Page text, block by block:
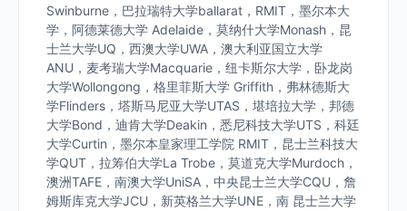
Swinburne，巴拉瑞特大学ballarat，RMIT，墨尔本大
学，阿德莱德大学 Adelaide，莫纳什大学Monash，昆
士兰大学UQ，西澳大学UWA，澳大利亚国立大学
ANU，麦考瑞大学Macquarie，纽卡斯尔大学，卧龙岗
大学Wollongong，格里菲斯大学 Griffith，弗林德斯大
学Flinders，塔斯马尼亚大学UTAS，堪培拉大学，邦德
大学Bond，迪肯大学Deakin，悉尼科技大学UTS，科廷
大学Curtin，墨尔本皇家理工学院 RMIT，昆士兰科技大
学QUT，拉筹伯大学La Trobe，莫道克大学Murdoch，
澳洲TAFE，南澳大学UniSA，中央昆士兰大学CQU，詹
姆斯库克大学JCU，新英格兰大学UNE，南 昆士兰大学